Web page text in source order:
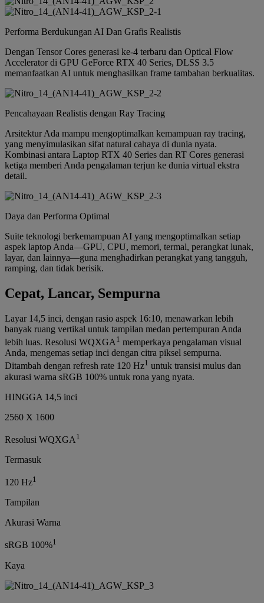
Performa Berdukungan AI Dan Grafis Realistis
Dengan Tensor Cores generasi ke-4 terbaru dan Optical Flow
Accelerator di GPU GeForce RTX 40 Series, DLSS 3.5
memanfaatkan AI untuk menghasilkan frame tambahan berkualitas.
Pencahayaan Realistis dengan Ray Tracing
Arsitektur Ada mampu mengoptimalkan kemampuan ray tracing,
yang menyimulasikan sifat natural cahaya di dunia nyata.
Kombinasi antara Laptop RTX 40 Series dan RT Cores generasi
ketiga memberi Anda pengalaman terjun ke dunia virtual ekstra
detail.
Daya dan Performa Optimal
Suite teknologi berkemampuan AI yang mengoptimalkan setiap
aspek laptop Anda—GPU, CPU, memori, termal, perangkat lunak,
layar, dan lainnya—guna menghadirkan perangkat yang tangguh,
ramping, dan tidak berisik.
Cepat, Lancar, Sempurna
Layar 14,5 inci, dengan rasio aspek 16:10, menawarkan lebih
banyak ruang vertikal untuk tampilan medan pertempuran Anda
lebih luas. Resolusi WQXGA1 memperkaya pengalaman visual
Anda, mengemas setiap inci dengan citra piksel sempurna.
Ditambah dengan refresh rate 120 Hz1 untuk transisi mulus dan
akurasi warna sRGB 100% untuk rona yang nyata.
HINGGA 14,5 inci
2560 X 1600
Resolusi WQXGA 1
Termasuk
120 Hz1
Tampilan
Akurasi Warna
sRGB 100%1
Kaya